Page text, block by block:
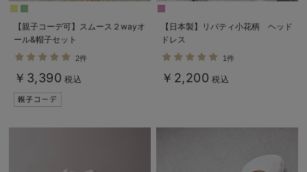
【親子コーデ可】スムース２wayオ
ール&帽子セット
2件
￥3,390 税込
【日本製】リバティ小花柄 ヘッド
ドレス
1件
￥2,200 税込